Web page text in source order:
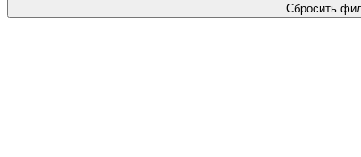
Сбросить